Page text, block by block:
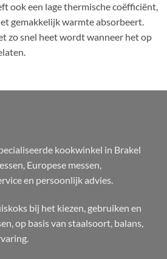
ook een lage thermische coëfficiënt,
gemakkelijk warmte absorbeert.
zo snel heet wordt wanneer het op
kookwinkel in Brakel
Europese messen,
en persoonlijk advies.
bij het kiezen, gebruiken en
op basis van staalsoort, balans,